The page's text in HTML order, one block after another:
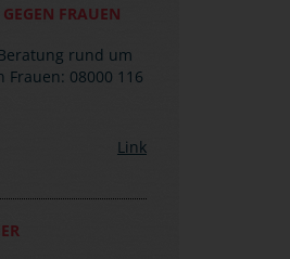
FRAUEN
rund um
Frauen: 08000 116
Link